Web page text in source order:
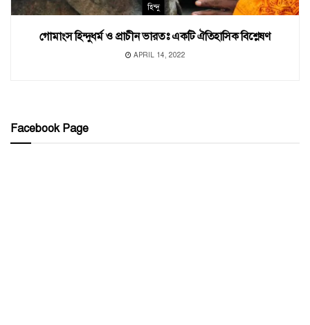
হিন্দু
গোমাংস হিন্দুধর্ম ও প্রাচীন ভারতঃ একটি ঐতিহাসিক বিশ্লেষণ
APRIL 14, 2022
Facebook Page